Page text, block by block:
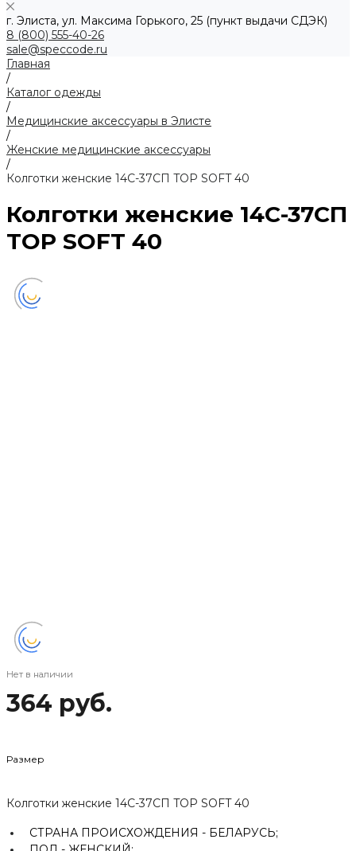
г. Элиста, ул. Максима Горького, 25 (пункт выдачи СДЭК)
8 (800) 555-40-26
sale@speccode.ru
Главная
/
Каталог одежды
/
Медицинские аксессуары в Элисте
/
Женские медицинские аксессуары
/
Колготки женские 14С-37СП TOP SOFT 40
Колготки женские 14С-37СП
TOP SOFT 40
Нет в наличии
364 руб.
Размер
Колготки женские 14С-37СП TOP SOFT 40
СТРАНА ПРОИСХОЖДЕНИЯ - БЕЛАРУСЬ;